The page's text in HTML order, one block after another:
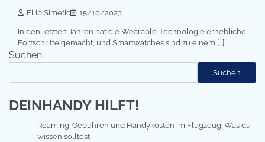
Filip Simetic 15/10/2023
In den letzten Jahren hat die Wearable-Technologie erhebliche
Fortschritte gemacht, und Smartwatches sind zu einem […]
Suchen
Suchen
DEINHANDY HILFT!
Roaming-Gebühren und Handykosten im Flugzeug: Was du
wissen solltest